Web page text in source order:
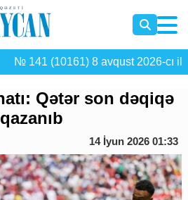
№ 141 (10161) 8 avqust 2026-cı il
Qətər son dəqiqə
14 İyun 2026 01:33